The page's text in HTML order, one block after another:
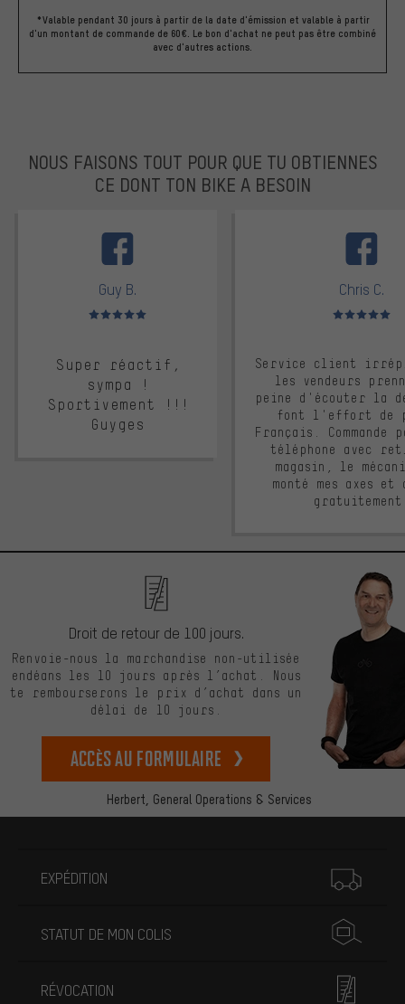
*Valable pendant 30 jours à partir de la date d'émission et valable à partir
d'un montant de commande de 60€. Le bon d'achat ne peut pas être combiné
avec d'autres actions.
NOUS FAISONS TOUT POUR QUE TU OBTIENNES
CE DONT TON BIKE A BESOIN
Guy B.
Note moyenne : 5 sur 5
Super réactif,
sympa !
Sportivement !!!
Guyges
Chris C.
Note moyenne :
Service client
les vendeurs
peine d'écouter la
font l'effort de
Français. Commande
téléphone avec
magasin, le
monté mes axes et
Herbert, General Operations & Services
Droit de retour de 100 jours.
Renvoie-nous la marchandise non-utilisée
endéans les 10 jours après l’achat. Nous
te rembourserons le prix d’achat dans un
délai de 10 jours.
Accès au formulaire
EXPÉDITION
STATUT DE MON COLIS
RÉVOCATION